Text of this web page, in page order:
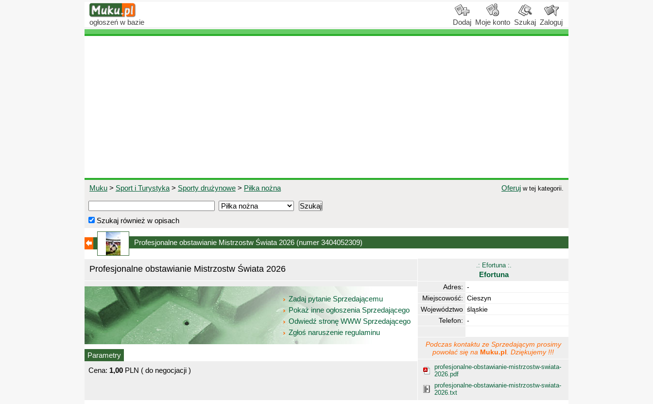
ogłoszeń w bazie Dodaj Moje konto Szukaj Zaloguj
Muku > Sport i Turystyka > Sporty drużynowe > Piłka nożna Oferuj w tej kategorii.
Szukaj również w opisach
Profesjonalne obstawianie Mistrzostw Świata 2026 (numer 3404052309)
Profesjonalne obstawianie Mistrzostw Świata 2026
Zadaj pytanie Sprzedającemu
Pokaż inne ogłoszenia Sprzedającego
Odwiedź stronę WWW Sprzedającego
Zgłoś naruszenie regulaminu
Parametry
Cena: 1,00 PLN ( do negocjacji )
.: Efortuna :.
Efortuna
Adres: -
Miejscowość: Cieszyn
Województwo śląskie
Telefon: -
Podczas kontaktu ze Sprzedającym prosimy
powołać się na Muku.pl . Dziękujemy !!!
profesjonalne-obstawianie-mistrzostw-swiata-
2026.pdf
profesjonalne-obstawianie-mistrzostw-swiata-
2026.txt